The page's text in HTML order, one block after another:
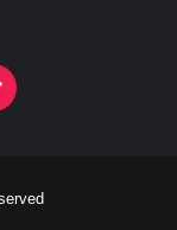
TikTok